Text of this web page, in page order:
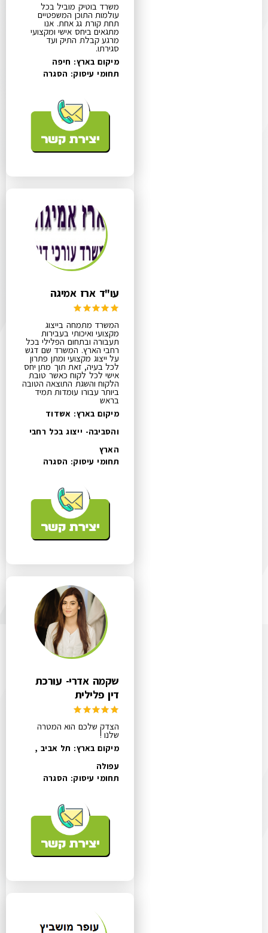
משרד בוטיק מוביל בכל
עולמות התוכן המשפטיים
תחת קורת גג אחת. אנו
מתגאים ביחס אישי ומקצועי
מרגע קבלת התיק ועד
סגירתו.
מיקום בארץ: חיפה
תחומי עיסוק: הסגרה
עו"ד ארז אמיגה
המשרד מתמחה בייצוג
מקצועי ואיכותי בעבירות
תעבורה ובתחום הפלילי בכל
רחבי הארץ. המשרד שם דגש
על ייצוג מקצועי ומתן פתרון
לכל בעיה, זאת תוך מתן יחס
אישי לכל לקוח כאשר טובת
הלקוח והשגת התוצאה הטובה
ביותר עבורו עומדות תמיד
בראש
מיקום בארץ: אשדוד
והסביבה- ייצוג בכל רחבי
הארץ
תחומי עיסוק: הסגרה
שקמה אדרי- עורכת
דין פלילית
הצדק שלכם הוא המטרה
שלנו !
מיקום בארץ: תל אביב ,
עפולה
תחומי עיסוק: הסגרה